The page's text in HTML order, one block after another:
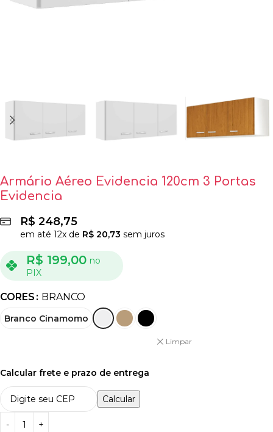
Armário Aéreo Evidencia 120cm 3 Portas
Evidencia
R$ 248,75
em até 12x de R$ 20,73 sem juros
R$ 199,00 no
PIX
CORES BRANCO
Branco Cinamomo
Limpar
Calcular frete e prazo de entrega
Calcular